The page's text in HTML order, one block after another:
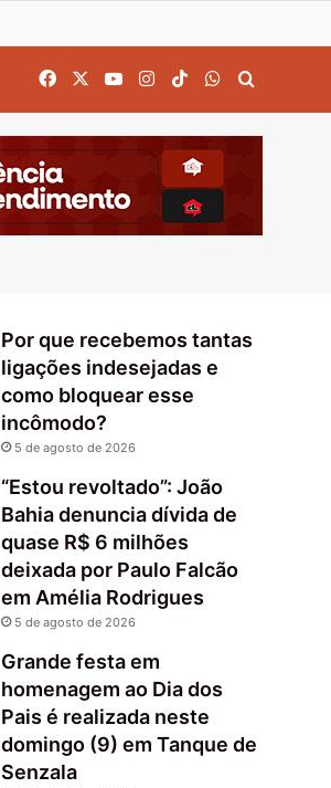
FacebookYouTubeInstagram
TikTokWhatsApp
Por que recebemos tantas
ligações indesejadas e
como bloquear esse
incômodo?
5 de agosto de 2026
“Estou revoltado”: João
Bahia denuncia dívida de
quase R$ 6 milhões
deixada por Paulo Falcão
em Amélia Rodrigues
5 de agosto de 2026
Grande festa em
homenagem ao Dia dos
Pais é realizada neste
domingo (9) em Tanque de
Senzala